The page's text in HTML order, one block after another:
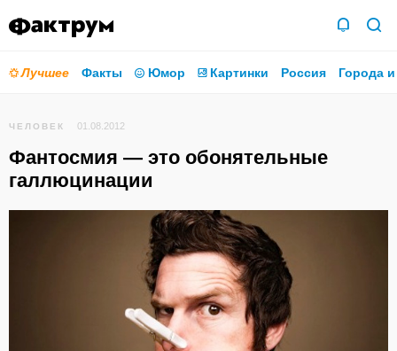
Лучшее Факты Юмор Картинки Россия Города
ЧЕЛОВЕК 01.08.2012
Фантосмия — это обонятельные
галлюцинации